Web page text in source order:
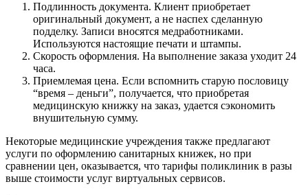
Подлинность документа. Клиент приобретает
оригинальный документ, а не наспех сделанную
подделку. Записи вносятся медработниками.
Используются настоящие печати и штампы.
Скорость оформления. На выполнение заказа уходит 24
часа.
Приемлемая цена. Если вспомнить старую пословицу
“время – деньги”, получается, что приобретая
медицинскую книжку на заказ, удается сэкономить
внушительную сумму.
Некоторые медицинские учреждения также предлагают
услуги по оформлению санитарных книжек, но при
сравнении цен, оказывается, что тарифы поликлиник в разы
выше стоимости услуг виртуальных сервисов.